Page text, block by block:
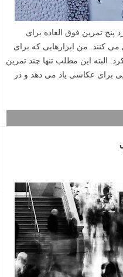
پنج تمرین فوق العاده برای
کنند. من ابزارهایی که برای
البته این مطلب تنها چند تمرین
برای عکاسی یاد می دهد و در